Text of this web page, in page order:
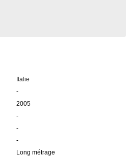
Italie
-
2005
-
-
-
Long métrage